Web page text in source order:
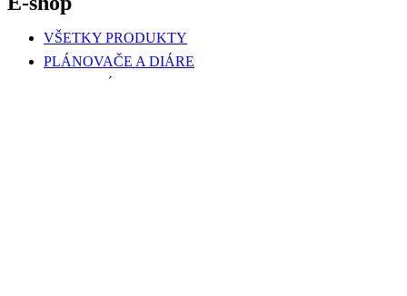
VŠETKY PRODUKTY
PLÁNOVAČE A DIÁRE